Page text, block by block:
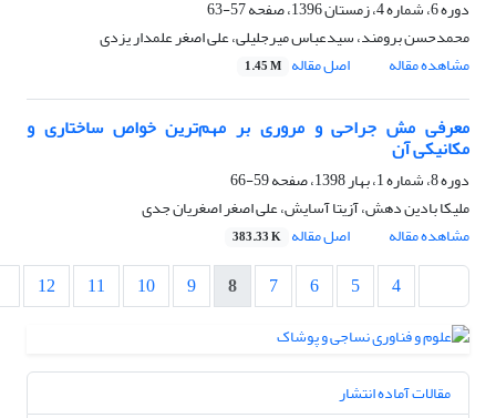
دوره 6، شماره 4، زمستان 1396، صفحه
57-63
محمدحسن برومند، سیدعباس میرجلیلی، علی اصغر علمدار یزدی
مشاهده مقاله
اصل مقاله 1.45 M
معرفی مش جراحی و مروری بر مهم‌‌‌‌‌‌ترین خواص ساختاری و
مکانیکی آن
دوره 8، شماره 1، بهار 1398، صفحه
59-66
ملیکا بادین دهش، آزیتا آسایش، علی اصغر اصغریان جدی
مشاهده مقاله
اصل مقاله 383.33 K
4
5
6
7
8
9
10
11
12
مقالات آماده انتشار